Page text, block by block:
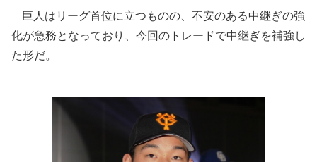
巨人はリーグ首位に立つものの、不安のある中継ぎの強
化が急務となっており、今回のトレードで中継ぎを補強し
た形だ。